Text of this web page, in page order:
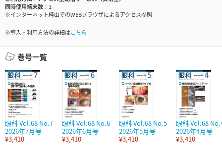
同時使用端末数
1
※インターネット経由でのWEBブラウザによるアクセス参照
※導入・利用方法の詳細はこちら
巻号一覧
眼科 Vol.68 No.7
2026年7月号
¥3,410
眼科 Vol.68 No.6
2026年6月号
¥3,410
眼科 Vol.68 No.5
2026年5月号
¥3,410
眼科 Vol.68
2026年4月号
¥3,410